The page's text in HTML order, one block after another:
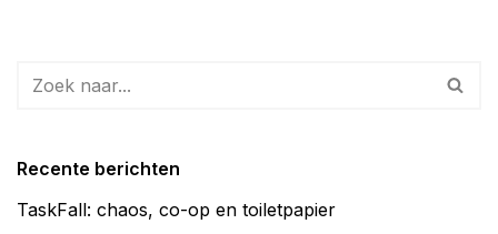
Recente berichten
TaskFall: chaos, co-op en toiletpapier